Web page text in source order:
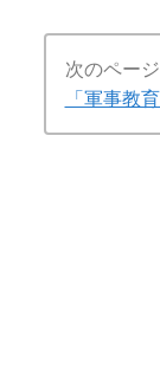
次のページ
「軍事教